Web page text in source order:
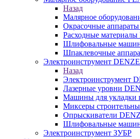
Назад
Малярное
Окрасочные
Расходные
Шлифовальные
Шпаклевочные
Электроинструмент
Назад
Электроинструмент
Лазерные уровни
Машины для укладки
Миксеры
Опрыскиватели
Шлифовальные
Электроинструмент ЗУБР